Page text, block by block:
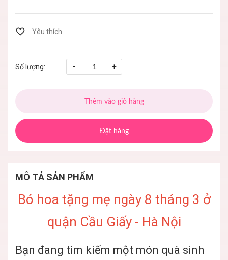
Số lượng: - +
Thêm vào giỏ hàng
Đặt hàng
MÔ TẢ SẢN PHẨM
Bó hoa tặng mẹ ngày 8 tháng 3 ở
quận Cầu Giấy - Hà Nội
Bạn đang tìm kiếm một món quà sinh